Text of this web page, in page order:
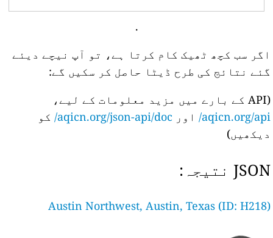
.
اگر سب کچھ ٹھیک کام کرتا ہے، تو آپ نیچے دیئے
گئے نتائج کی طرح ڈیٹا حاصل کر سکیں گے:
(API کے بارے میں مزید معلومات کے لیے،
aqicn.org/api/
اور aqicn.org/json-api/doc/ کو
دیکھیں)
JSON نتیجہ:
Austin Northwest, Austin, Texas (ID: H218)